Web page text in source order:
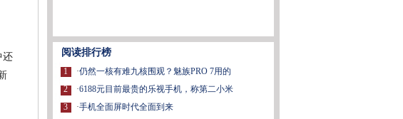
还
阅读排行榜
1
2
3
·仍然一核有难九核围观？魅族PRO 7用的
·6188元目前最贵的乐视手机，称第二小米
·手机全面屏时代全面到来